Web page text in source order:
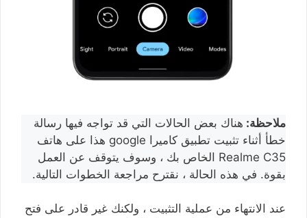
ملاحظة: هناك بعض الحالات التي قد تواجه فيها رسالة
خطأ أثناء تثبيت تطبيق كاميرا google هذا على هاتف
Realme C35 الخاص بك ، وسوف يتوقف عن العمل
بقوة. في هذه الحالة ، نقترح مراجعة الخطوات التالية.
عند الانتهاء من عملية التثبيت ، ولكنك غير قادر على فتح